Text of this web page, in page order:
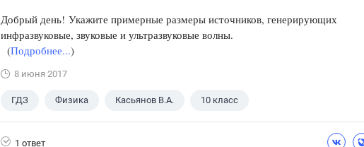
Добрый день! Укажите примерные размеры источников, генерирующих
инфразвуковые, звуковые и ультразвуковые волны.
(Подробнее...)
8 июня 2017
ГДЗ Физика Касьянов В.А. 10 класс
1 ответ